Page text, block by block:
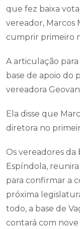
que fez baixa
vereador, Marcos
cumprir primeiro
A articulação para
base de apoio do
vereadora
Ela disse que
diretora no
Os vereadores
Espíndola,
para confirmar a
próxima
todo, a base de
contará com nove